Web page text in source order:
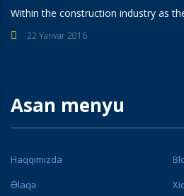
Within the construction industry as
22 Yanvar 2016
Asan menyu
Haqqımızda
Əlaqə